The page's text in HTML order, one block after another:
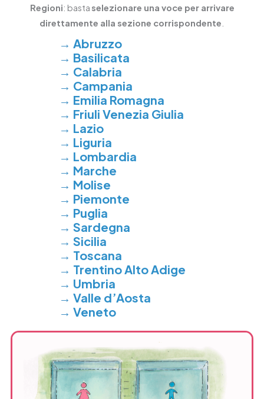
→ Abruzzo
→ Basilicata
→ Calabria
→ Campania
→ Emilia Romagna
→ Friuli Venezia Giulia
→ Lazio
→ Liguria
→ Lombardia
→ Marche
→ Molise
→ Piemonte
→ Puglia
→Sardegna
→Sicilia
→ Toscana
→ Trentino Alto Adige
→ Umbria
→Valle d’Aosta
→Veneto
Regioni: basta selezionare una voce per arrivare
direttamente alla sezione corrispondente